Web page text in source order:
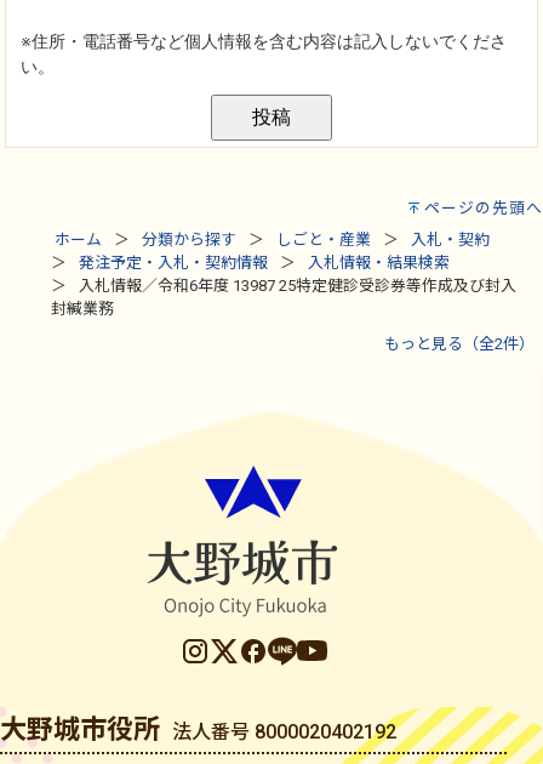
ページの先頭へ
ホーム
分類から探す しごと・産業
入札・契約
発注予定・入札・契約情報
入札情報・結果検索
入札情報／令和6年度 13987 25特定健診受診券等作成及び封入
封緘業務
もっと見る（全2件）
大野城市役所 法人番号 8000020402192